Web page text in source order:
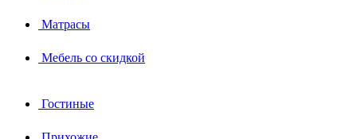
Матрасы
Мебель со скидкой
Гостиные